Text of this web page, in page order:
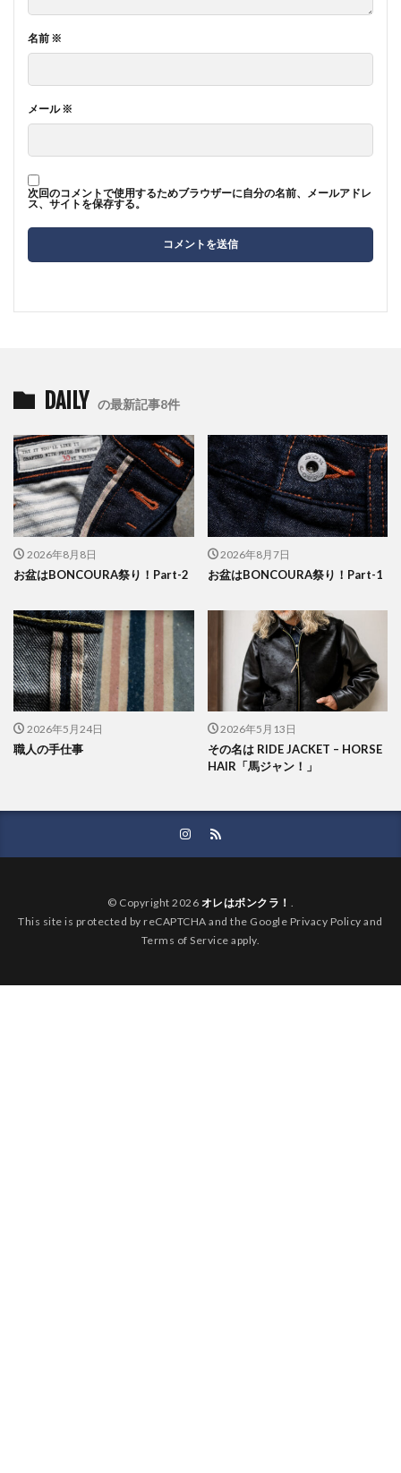
名前 ※
メール※
次回のコメントで使用するためブラウザーに自分の名前、メールアドレ
ス、サイトを保存する。
DAILY の最新記事8件
2026年8月8日
お盆はBONCOURA祭り！Part-2
2026年8月7日
お盆はBONCOURA祭り！Part-1
2026年5月24日
職人の手仕事
2026年5月13日
その名は RIDE JACKET – HORSE
HAIR「馬ジャン！」
© Copyright 2026 オレはボンクラ！
This site is protected by reCAPTCHA and the Google Privacy Policy and
Terms of Service apply.